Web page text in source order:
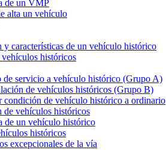
de un VMP
alta un vehículo
y características de un vehículo histórico
históricos
de servicio a vehículo histórico (Grupo A)
de vehículos históricos (Grupo B)
condición de vehículo histórico a ordinario
de vehículos históricos
de un vehículo histórico
históricos
excepcionales de la vía